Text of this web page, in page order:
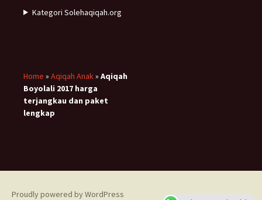
Kategori Solehaqiqah.org
Home » Aqiqah Anak» Aqiqah
Boyolali 2017 harga
terjangkau dan paket
lengkap
Proudly powered by WordPress